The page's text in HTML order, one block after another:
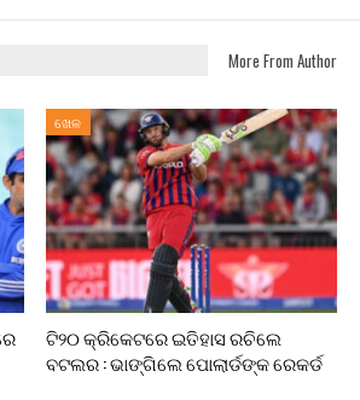
More From Author
ଖେଳ
ଟି୨୦ କ୍ରିକେଟରେ ଇତିହାସ ରଚିଲେ
ବଟଲର : ଭାଙ୍ଗିଲେ ପୋଲାର୍ଡଙ୍କ ରେକର୍ଡ